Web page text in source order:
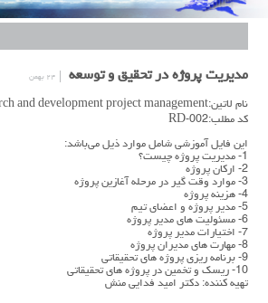
مدیریت پروژه در تحقیق و توسعه ۲۴ بهمن
نام لاتین:Research and development project management
کد مطلب:RD-002
این فایل آموزشی شامل موارد ذیل می‌باشد:
1- مديريت پروژه چیست؟
2- ارکان پروژه
3- موارد وقت گیر در مرحله آغازين پروژه
4- هزينه پروژه
5- مدير پروژه و اعضاي تیم
6- مسئولیت های مدیر پروژه
7- اختیارات مدیر پروژه
8- مهارت هاي مديران پروژه
9- برنامه ریزی پروژه های تحقیقاتی
10- ریسک و تخمین در پروژه های تحقیقاتی
تهیه کننده: دکتر امید فدایی منش